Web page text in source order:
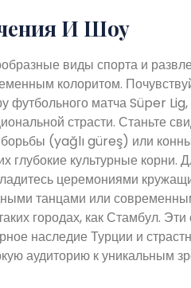
И Шоу
виды спорта и
колоритом.
футбольного матча Süper Lig,
страсти. Станьте
(yağlı güreş) или
глубокие культурные корни.
церемониями
танцами или
городах, как Стамбул.
наследие Турции и
аудиторию к уникальным